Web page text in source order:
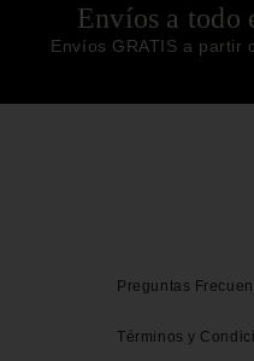
Envíos a todo
Envíos GRATIS a partir
Preguntas
Términos y